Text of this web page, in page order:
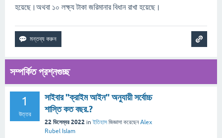
হয়েছে।অথবা ১০ লক্ষ্য টাকা জরিমানার বিধান রাখা হয়েছে।
সম্পর্কিত প্রশ্নগুচ্ছ
1
উত্তর
সাইবার "ক্রাইম আইন" অনুযায়ী সর্বোচ্চ
শাস্তি কত বছর.?
22 ডিসেম্বর 2022 in ইতিহাস জিজ্ঞাসা করেছেনAlex
Rubel Islam